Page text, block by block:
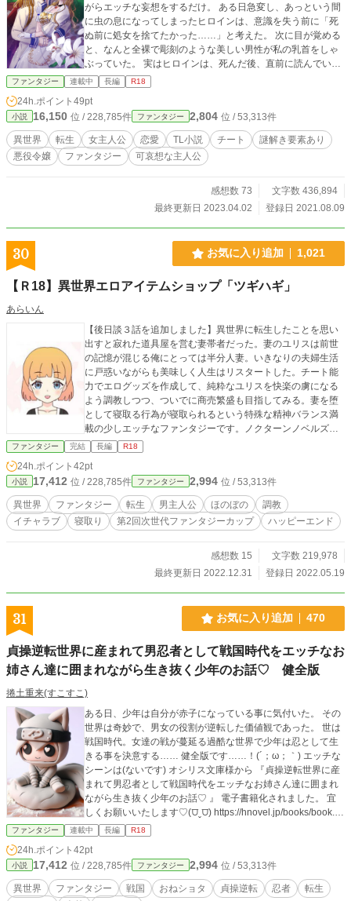
がらエッチな妄想をするだけ。 ある日急変し、あっという間
に虫の息になってしまったヒロインは、意識を失う前に「死
ぬ前に処女を捨てたかった……」と考えた。 次に目が覚める
と、なんと全裸で彫刻のような美しい男性が私の乳首をしゃ
ぶっていた。 実はヒロインは、死んだ後、直前に読んでいた
TL小説の舞台でもある、異世界アルストメリー国に「貴族令
嬢・カサブランカ」として転生していたのだ。 アルストメリ
ーは、魔法が存在している国。 男女がまぐわうことで、より
魔力を高めることができるため、特に魔力を必要とする王族
は、魔力の相性がいい女性と毎晩のようにベッドを共にし、
力を蓄えておくことが義務の１つだった。 カサブランカは、
この国の第１王子であるエディの伽のパートナーとして、16
責務となっていて、城にほぼ監禁状態。 前世の記憶を取り戻
した今の自分の意識としてが「経験なし」なのに、体はすで
サブランカだったが、さらにもう1つ懸念事項があった。 そ
れは、このTL小説にとってカサブランカはヒロインではな
事項＞ ・好き嫌い本当に分かれる作品となってしまいまし
す……。 ・短文で更新してます（400字〜1500字） ・エロ描
写があるところは「※」の印つけました ・スマホでさくっと
読めるものを目指して書いてます ・冒頭からエッチしてます
・登場人物紹介を読むと、現在の最新話の進行状況がわかる
ようになっています ・ミステリー要素、謎解き要素ありで
す。伏線あちこち敷いてます ＜表紙絵について＞ イラストレ
ーターの「帳カオル」様に、この作品の表紙絵を描いていた
だきました。
ファンタジー 連載中 長編 R18
24h.ポイント 49pt
小説 16,150 位 / 228,785件 ファンタジー 2,804 位 / 53,313件
異世界 転生 女主人公 恋愛 TL小説 チート
謎解き要素あり
悪役令嬢
ファンタジー 可哀想な主人公
感想数 73
文字数 436,894
最終更新日 2023.04.02
登録日 2021.08.09
30 お気に入り追加 1,021
【Ｒ18】異世界エロアイテムショップ「ツギハギ」
あらいん
【後日談３話を追加しました】異世界に転生したことを思い
出すと寂れた道具屋を営む妻帯者だった。妻のユリスは前世
の記憶が混じる俺にとっては半分人妻。いきなりの夫婦生活
に戸惑いながらも美味しく人生はリスタートした。チート能
力でエログッズを作成して、純粋なユリスを快楽の虜になる
よう調教しつつ、ついでに商売繁盛も目指してみる。妻を堕
として寝取る行為が寝取られるという特殊な精神バランス満
載の少しエッチなファンタジーです。ノクターンノベルズで
も掲載中。最新話はノクタでどうぞ。
ファンタジー 完結 長編 R18
24h.ポイント 42pt
小説 17,412 位 / 228,785件 ファンタジー 2,994 位 / 53,313件
異世界 ファンタジー 転生 男主人公 ほのぼの
調教
イチャラブ
寝取り 第2回次世代ファンタジーカップ ハッピーエンド
感想数 15
文字数 219,978
最終更新日 2022.12.31
登録日 2022.05.19
31 お気に入り追加 470
貞操逆転世界に産まれて男忍者として戦国時代をエッチなお
姉さん達に囲まれながら生き抜く少年のお話♡ 健全版
捲土重来(すこすこ)
ある日、少年は自分が赤子になっている事に気付いた。 その
世界は奇妙で、男女の役割が逆転した価値観であった。 世は
戦国時代。女達の戦が蔓延る過酷な世界で少年は忍として生
きる事を決意する…… 健全版です……！(´；ω；｀) エッチな
シーンは(ないです) オシリス文庫様から 『貞操逆転世界に産
まれて男忍者として戦国時代をエッチなお姉さん達に囲まれ
ながら生き抜く少年のお話♡ 』 電子書籍化されました。 宜
しくお願いいたします♡(⩌ˬ⩌) https://hnovel.jp/books/book.p
hp?id=0104093001 Xアカウント(フォローしてネ！♡Ր ´◕ ̫◕˶`
Դ) https://x.com/sukosuko_ninja
ファンタジー 連載中 長編 R18
24h.ポイント 42pt
小説 17,412 位 / 228,785件 ファンタジー 2,994 位 / 53,313件
異世界 ファンタジー 戦国 おねショタ 貞操逆転 忍者
転生